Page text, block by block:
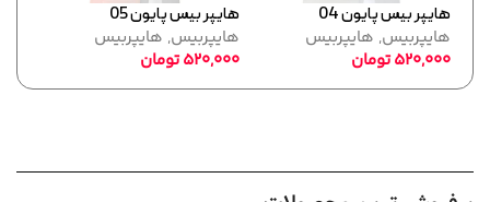
هایپر بیس پایون 04
هایپربیس, هایپربیس
520,000تومان
هایپر بیس پایون 05
هایپربیس, هایپربیس
520,000تومان